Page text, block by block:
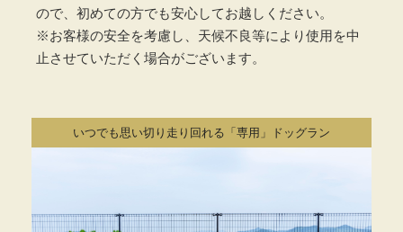
ので、初めての方でも安心してお越しください。
※お客様の安全を考慮し、天候不良等により使用を中
止させていただく場合がございます。
いつでも思い切り走り回れる「専用」ドッグラン